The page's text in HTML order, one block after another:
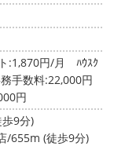
:1,870円/月 ﾊｳｽｸ
手数料:22,000円
円
9分)
/655m (徒歩9分)